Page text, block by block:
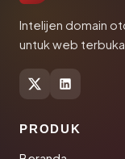
Intelijen domain
untuk web terbuka.
PRODUK